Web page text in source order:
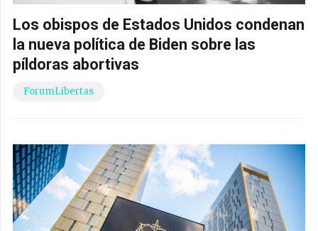
Los obispos de Estados Unidos condenan
la nueva política de Biden sobre las
píldoras abortivas
ForumLibertas